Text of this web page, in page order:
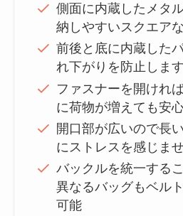
側面に内蔵したメタ
納しやすいスクエア
前後と底に内蔵した
れ下がりを防止します
ファスナーを開けれ
に荷物が増えても安
開口部が広いので長
にストレスを感じま
バックルを統一する
異なるバッグもベル
可能